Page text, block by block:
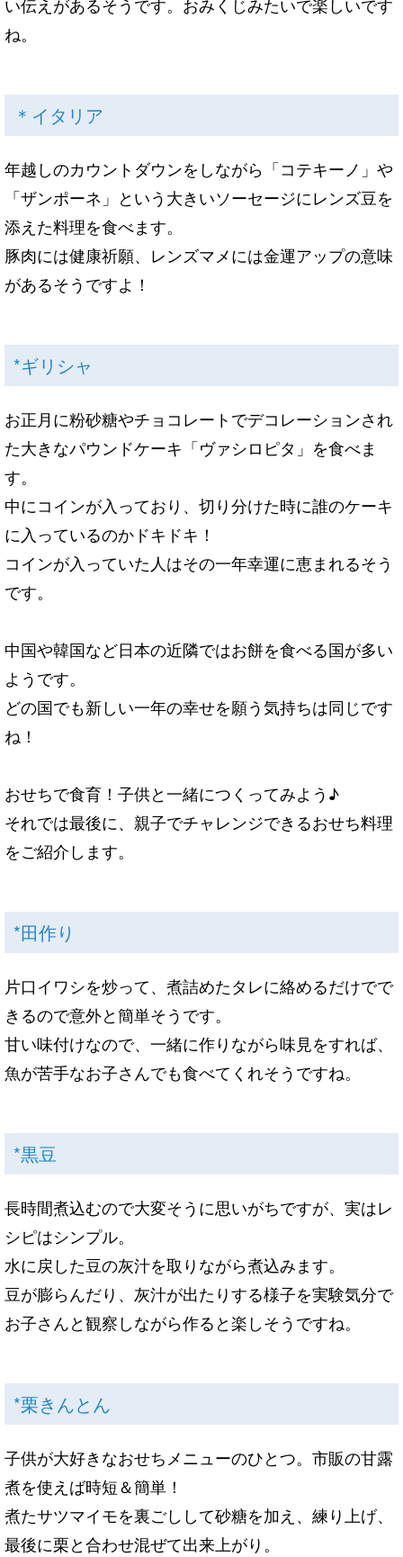
い伝えがあるそうです。おみくじみたいで楽しいです
ね。
＊イタリア
年越しのカウントダウンをしながら 「コテキーノ」や
「ザンポーネ」という大きいソーセージにレンズ豆を
添えた料理を食べます。
豚肉には健康祈願、レンズマメには金運アップの意味
があるそうですよ！
*ギリシャ
お正月に粉砂糖やチョコレートでデコレーションされ
た大きなパウンドケーキ「ヴァシロピタ」を食べま
す。
中にコインが入っており、切り分けた時に誰のケーキ
に入っているのかドキドキ！
コインが入っていた人はその一年幸運に恵まれるそう
です。
中国や韓国など日本の近隣ではお餅を食べる国が多い
ようです。
どの国でも新しい一年の幸せを願う気持ちは同じです
ね！
おせちで食育！子供と一緒につくってみよう♪
それでは最後に、親子でチャレンジできるおせち料理
をご紹介します。
*田作り
片口イワシを炒って、煮詰めたタレに絡めるだけでで
きるので意外と簡単そうです。
甘い味付けなので、一緒に作りながら味見をすれば、
魚が苦手なお子さんでも食べてくれそうですね。
*黒豆
長時間煮込むので大変そうに思いがちですが、実はレ
シピはシンプル。
水に戻した豆の灰汁を取りながら煮込みます。
豆が膨らんだり、灰汁が出たりする様子を実験気分で
お子さんと観察しながら作ると楽しそうですね。
*栗きんとん
子供が大好きなおせちメニューのひとつ。市販の甘露
煮を使えば時短＆簡単！
煮たサツマイモを裏ごしして砂糖を加え、練り上げ、
最後に栗と合わせ混ぜて出来上がり。